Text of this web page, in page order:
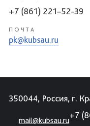
+7 (861) 221–52-39
ПОЧТА
pk@kubsau.ru
350044, Россия, г.
mail@kubsau.ru
+7